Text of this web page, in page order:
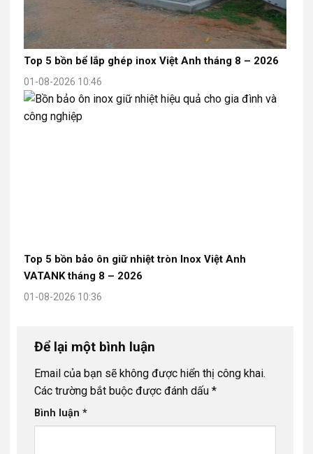
Top 5 bồn bể lắp ghép inox Việt Anh tháng 8 – 2026
01-08-2026 10:46
Top 5 bồn bảo ôn giữ nhiệt tròn Inox Việt Anh
VATANK tháng 8 – 2026
01-08-2026 10:36
Để lại một bình luận
Email của bạn sẽ không được hiển thị công khai.
Các trường bắt buộc được đánh dấu *
Bình luận *